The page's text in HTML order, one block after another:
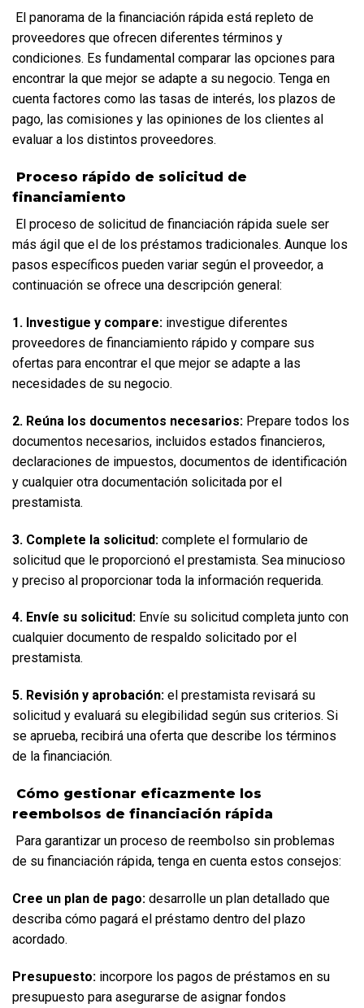
proveedores que ofrecen diferentes términos y
condiciones. Es fundamental comparar las opciones para
encontrar la que mejor se adapte a su negocio. Tenga en
cuenta factores como las tasas de interés, los plazos de
pago, las comisiones y las opiniones de los clientes al
evaluar a los distintos proveedores.
financiamiento
más ágil que el de los préstamos tradicionales. Aunque los
pasos específicos pueden variar según el proveedor, a
continuación se ofrece una descripción general:
1. Investigue y compare: investigue diferentes
proveedores de financiamiento rápido y compare sus
ofertas para encontrar el que mejor se adapte a las
necesidades de su negocio.
2. Reúna los documentos necesarios: Prepare todos los
documentos necesarios, incluidos estados financieros,
declaraciones de impuestos, documentos de identificación
y cualquier otra documentación solicitada por el
prestamista.
3. Complete la solicitud: complete el formulario de
solicitud que le proporcionó el prestamista. Sea minucioso
y preciso al proporcionar toda la información requerida.
4. Envíe su solicitud: Envíe su solicitud completa junto con
cualquier documento de respaldo solicitado por el
prestamista.
5. Revisión y aprobación: el prestamista revisará su
solicitud y evaluará su elegibilidad según sus criterios. Si
se aprueba, recibirá una oferta que describe los términos
de la financiación.
reembolsos de financiación rápida
de su financiación rápida, tenga en cuenta estos consejos:
Cree un plan de pago: desarrolle un plan detallado que
describa cómo pagará el préstamo dentro del plazo
acordado.
Presupuesto: incorpore los pagos de préstamos en su
presupuesto para asegurarse de asignar fondos